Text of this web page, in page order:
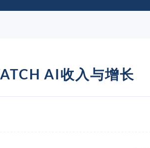
AI收入与增长